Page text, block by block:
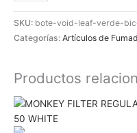
SKU: bote-void-leaf-verde-
Categorías: Artículos de
Productos